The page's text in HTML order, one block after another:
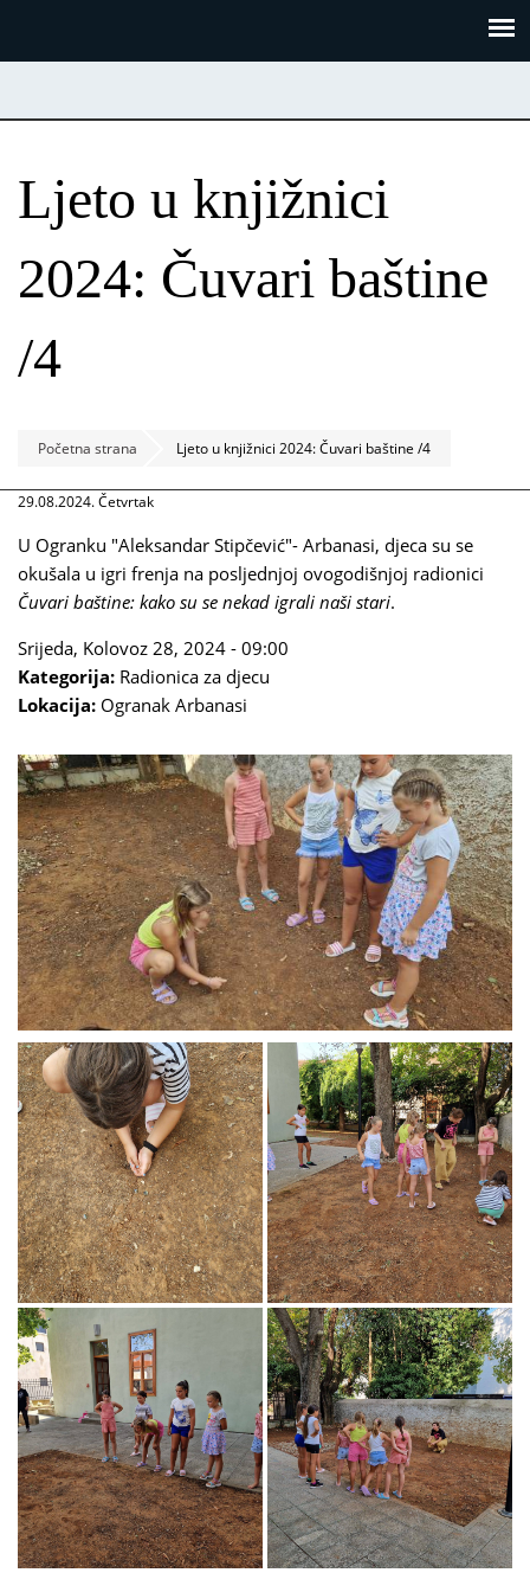
Ljeto u knjižnici
2024: Čuvari baštine
/4
Početna strana Ljeto u knjižnici 2024: Čuvari baštine /4
29.08.2024. Četvrtak
U Ogranku "Aleksandar Stipčević"- Arbanasi, djeca su se
okušala u igri frenja na posljednjoj ovogodišnjoj radionici
Čuvari baštine: kako su se nekad igrali naši stari.
Srijeda, Kolovoz 28, 2024 - 09:00
Kategorija: Radionica za djecu
Lokacija: Ogranak Arbanasi